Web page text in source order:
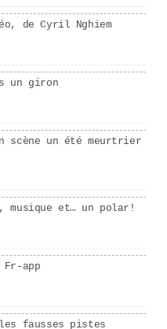
de Cyril Nghiem
un giron
scène un été meurtrier
musique et… un polar!
app
fausses pistes